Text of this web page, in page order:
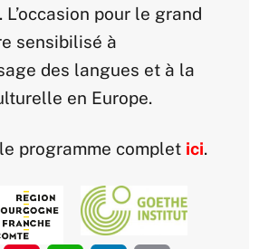
L’occasion pour le grand
sensibilisé à
des langues et à la
en Europe.
programme complet ici.